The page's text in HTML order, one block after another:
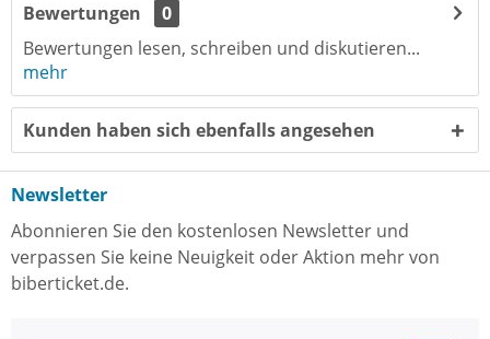
Bewertungen
0
Bewertungen lesen, schreiben und diskutieren...
mehr
Kunden haben sich ebenfalls angesehen
Newsletter
Abonnieren Sie den kostenlosen Newsletter und
verpassen Sie keine Neuigkeit oder Aktion mehr von
biberticket.de.